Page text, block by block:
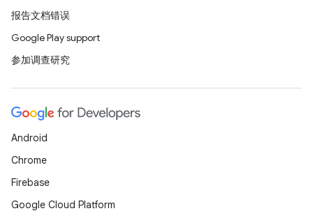
报告文档错误
Google Play support
参加调查研究
Android
Chrome
Firebase
Google Cloud Platform